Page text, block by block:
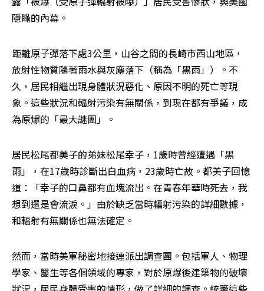
隱瞞的內幕。
距離原子彈落下處3公里，山谷之間的長崎市西山地區，
放射性物質隨著雨水與灰塵落下（稱為「黑雨」）。不
久，居民相繼出現身體狀況惡化、原因不明的死亡等現
象。這些狀況和輻射污染有無關係，到現在都有爭議，成
為原爆的「最大謎團」。
居民松尾都美子的弟妹松尾幸子，1歲時曾經遭遇「黑
雨」，在17歲時診斷出白血病，23歲時亡故。都美子回憶
道：「幸子的口鼻都有血塊流出。在青春年華時死去，我
想到還是會流淚。」由於缺乏當時輻射污染的詳細數據，
和輻射有無關係也無法確定。
然而，當時美軍秘密地接連派出調查團。包括軍人、物理
學家、醫生等各個領域的專家，對於原爆後建築物的破壞